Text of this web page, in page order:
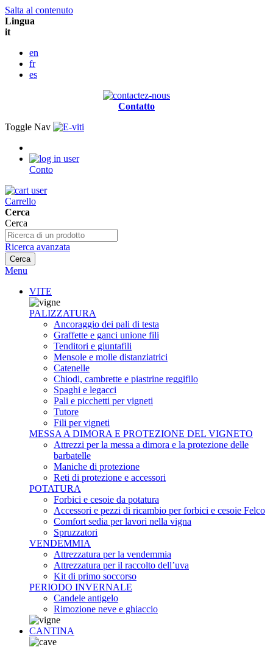
Salta al contenuto
Lingua
it
en
fr
es
Contatto
Toggle Nav
Conto
Carrello
Cerca
Cerca
Ricerca avanzata
Cerca
Menu
VITE
PALIZZATURA
Ancoraggio dei pali di testa
Graffette e ganci unione fili
Tenditori e giuntafili
Mensole e molle distanziatrici
Catenelle
Chiodi, cambrette e piastrine reggifilo
Spaghi e legacci
Pali e picchetti per vigneti
Tutore
Fili per vigneti
MESSA A DIMORA E PROTEZIONE DEL VIGNETO
Attrezzi per la messa a dimora e la protezione delle
barbatelle
Maniche di protezione
Reti di protezione e accessori
POTATURA
Forbici e cesoie da potatura
Accessori e pezzi di ricambio per forbici e cesoie Felco
Comfort sedia per lavori nella vigna
Spruzzatori
VENDEMMIA
Attrezzatura per la vendemmia
Attrezzatura per il raccolto dell’uva
Kit di primo soccorso
PERIODO INVERNALE
Candele antigelo
Rimozione neve e ghiaccio
CANTINA